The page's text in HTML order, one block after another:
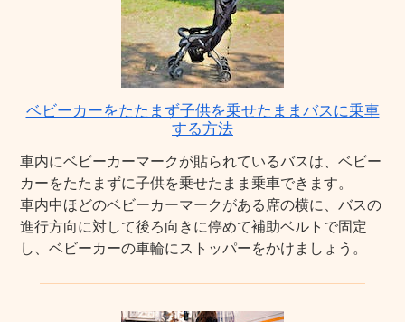
ベビーカーをたたまず子供を乗せたままバスに乗車
する方法
車内にベビーカーマークが貼られているバスは、ベビー
カーをたたまずに子供を乗せたまま乗車できます。
車内中ほどのベビーカーマークがある席の横に、バスの
進行方向に対して後ろ向きに停めて補助ベルトで固定
し、ベビーカーの車輪にストッパーをかけましょう。